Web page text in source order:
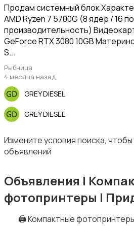
Видеонаблюдение
Фотоаппараты
Продам системный блок
AMD Ryzen 7 5700G (8 ядер / 16
производительность)
GeForce RTX 3080 10GB
S...
Рыбница
4 месяца назад
GREY DIESEL
GREY DIESEL
Измените условия поиска,
объявлений
Объявления |
фотопринтеры |
🖨️ Компактные